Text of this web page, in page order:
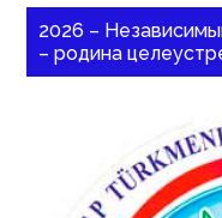
2026 –
– родина